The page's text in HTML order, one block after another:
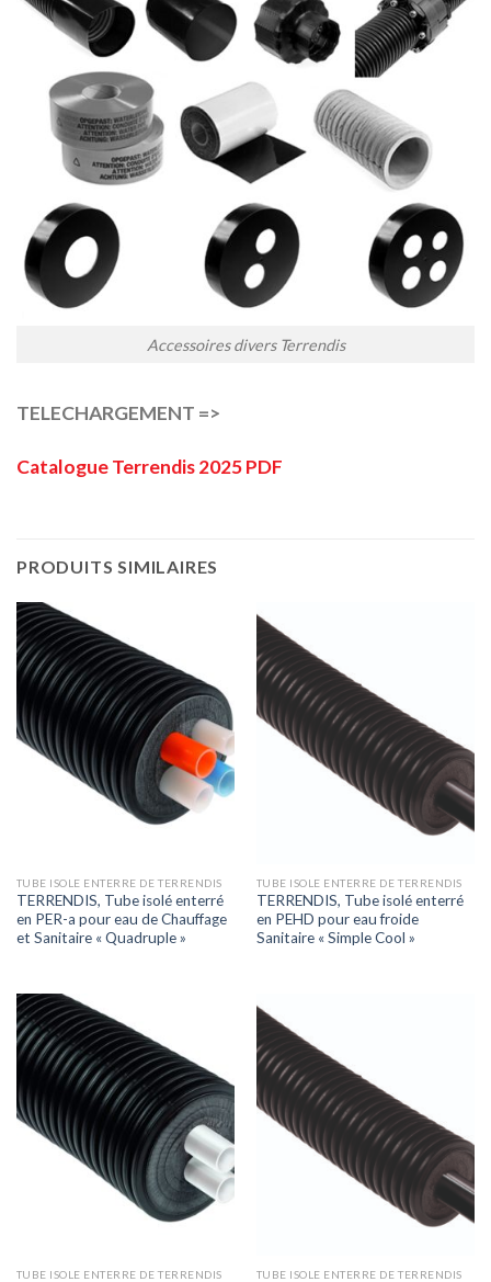
Accessoires divers Terrendis
TELECHARGEMENT =>
Catalogue Terrendis 2025 PDF
PRODUITS SIMILAIRES
TUBE ISOLE ENTERRE DE TERRENDIS
TERRENDIS, Tube isolé enterré
en PER-a pour eau de Chauffage
et Sanitaire « Quadruple »
TUBE ISOLE ENTERRE DE TERRENDIS
TERRENDIS, Tube isolé enterré
en PEHD pour eau froide
Sanitaire « Simple Cool »
TUBE ISOLE ENTERRE DE TERRENDIS TUBE ISOLE ENTERRE DE TERRENDIS